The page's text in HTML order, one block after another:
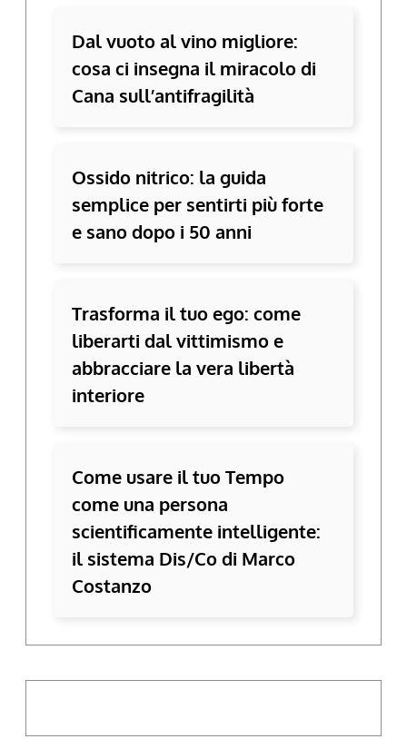
Dal vuoto al vino migliore:
cosa ci insegna il miracolo di
Cana sull’antifragilità
Ossido nitrico: la guida
semplice per sentirti più forte
e sano dopo i 50 anni
Trasforma il tuo ego: come
liberarti dal vittimismo e
abbracciare la vera libertà
interiore
Come usare il tuo Tempo
come una persona
scientificamente intelligente:
il sistema Dis/Co di Marco
Costanzo